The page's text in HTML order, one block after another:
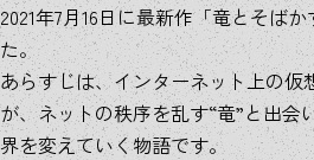
2021年7月16日に最新作「竜とそば
た。
あらすじは、インターネット上の
が、ネットの秩序を乱す“竜”と出会
界を変えていく物語です。